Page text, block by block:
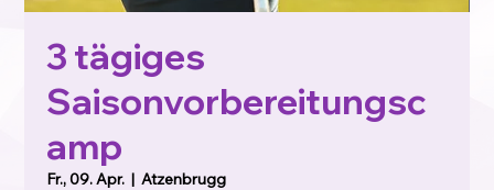
3 tägiges
Saisonvorbereitungsc
amp
Fr., 09. Apr.
  |
Atzenbrugg